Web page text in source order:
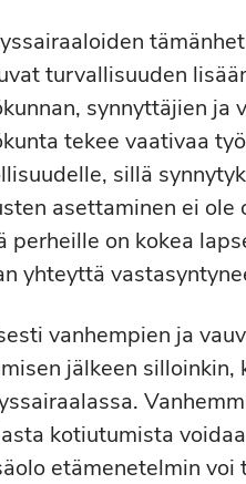
turvallisuuden
synnyttäjien ja
tekee vaativaa
sillä
asettaminen ei
perheille on kokea
yhteyttä
vanhempien ja
jälkeen silloinkin,
kotiutumista
etämenetelmin voi